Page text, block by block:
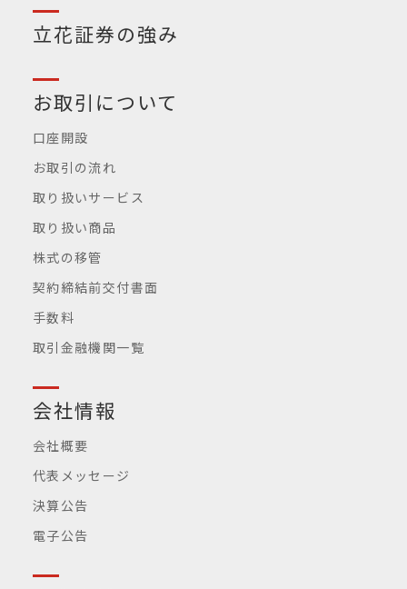
立花証券の強み
お取引について
口座開設
お取引の流れ
取り扱いサービス
取り扱い商品
株式の移管
契約締結前交付書面
手数料
取引金融機関一覧
会社情報
会社概要
代表メッセージ
決算公告
電子公告